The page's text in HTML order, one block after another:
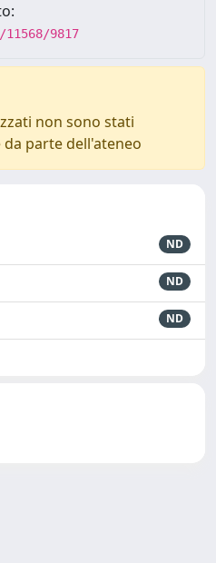
9817
non sono stati
parte dell'ateneo
ND
ND
ND